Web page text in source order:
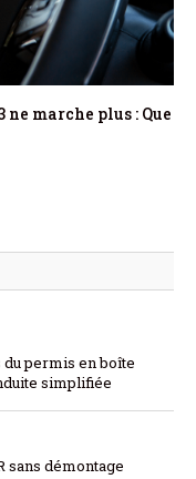
marche plus : Que
permis en boîte
simplifiée
sans démontage